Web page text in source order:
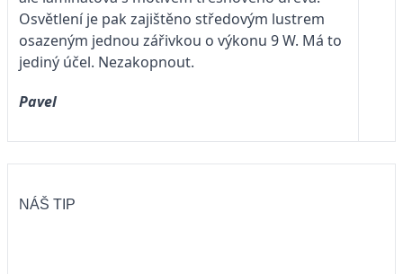
Osvětlení je pak zajištěno středovým lustrem
osazeným jednou zářivkou o výkonu 9 W. Má to
jediný účel. Nezakopnout.
Pavel
NÁŠ TIP